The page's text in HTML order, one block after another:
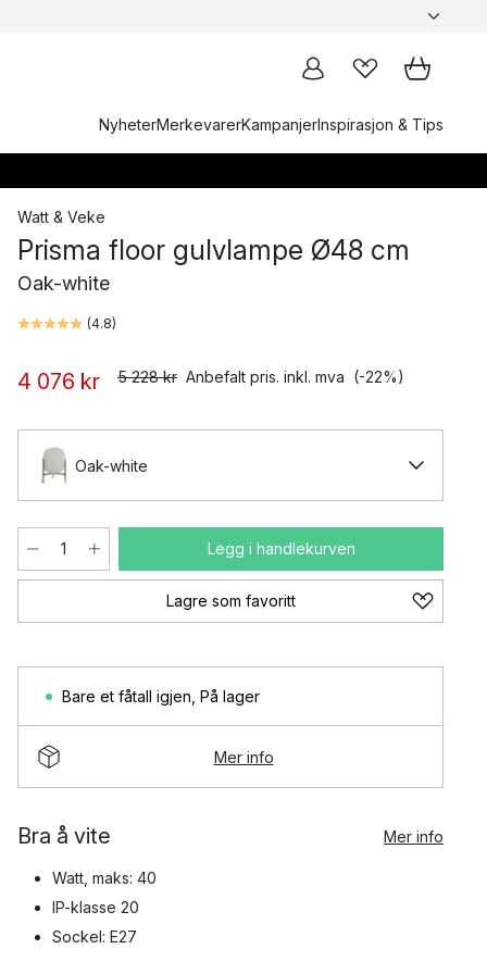
NyheterMerkevarerKampanjerInspirasjon & Tips
Watt & Veke
Prisma floor gulvlampe Ø48 cm
Oak-white
(4.8)
4 076 kr 5 228 kr Anbefalt pris. inkl. mva (-22%)
Oak-white
Legg i handlekurven
Lagre som favoritt
Bare et fåtall igjen På lager
Mer info
Bra å vite Mer info
Watt, maks: 40
IP-klasse 20
Sockel: E27